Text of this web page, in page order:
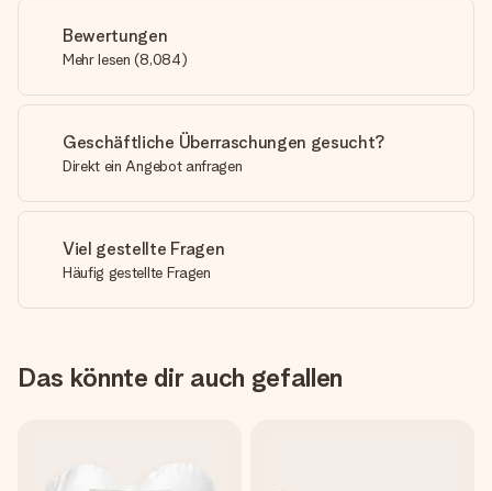
Bewertungen
Mehr lesen (8,084)
Geschäftliche Überraschungen gesucht?
Direkt ein Angebot anfragen
Viel gestellte Fragen
Häufig gestellte Fragen
Das könnte dir auch gefallen